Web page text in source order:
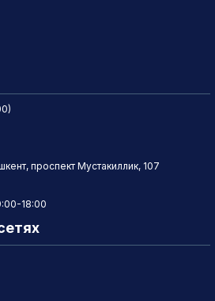
проспект Мустакиллик, 107
18:00